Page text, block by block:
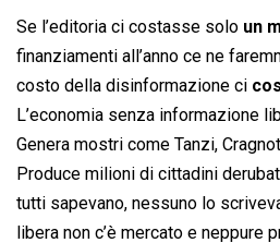
c
e
b
o
o
k
a
t
s
A
p
p
n
k
e
d
I
n
r
e
a
d
s
a
i
l
p
y
L
i
n
k
Se l’editoria ci costasse solo un
finanziamenti all’anno ce ne
costo della disinformazione ci
L’economia senza informazione
Genera mostri come Tanzi,
Produce milioni di cittadini
tutti sapevano, nessuno lo
libera non c’è mercato e neppure